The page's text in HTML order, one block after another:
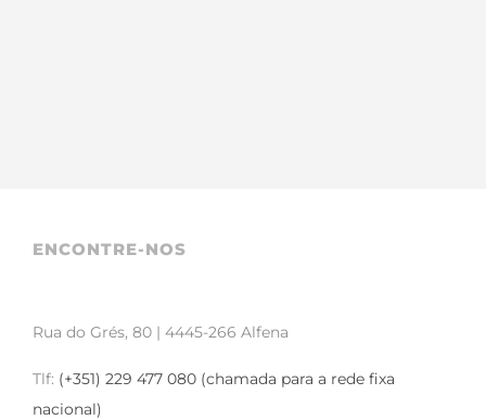
ENCONTRE-NOS
Rua do Grés, 80 | 4445-266 Alfena
Tlf: (+351) 229 477 080 (chamada para a rede fixa
nacional)